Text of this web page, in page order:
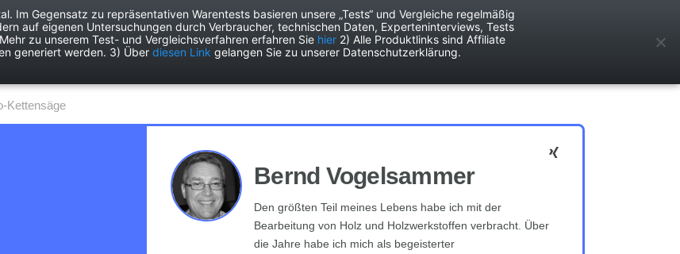
Elektronik Freizeit Garten Haushalt Heimwerken Services
Kettensäge
Bernd Vogelsammer
Den größten Teil meines Lebens habe ich mit der
Bearbeitung von Holz und Holzwerkstoffen verbracht. Über
die Jahre habe ich mich als begeisterter
Im Gegensatz zu repräsentativen Warentests basieren unsere „Tests“ und Vergleiche regelmäßig
auf eigenen Untersuchungen durch Verbraucher, technischen Daten, Experteninterviews, Tests
zu unserem Test- und Vergleichsverfahren erfahren Sie hier 2) Alle Produktlinks sind Affiliate
generiert werden. 3) Überdiesen Link gelangen Sie zu unserer Datenschutzerklärung.